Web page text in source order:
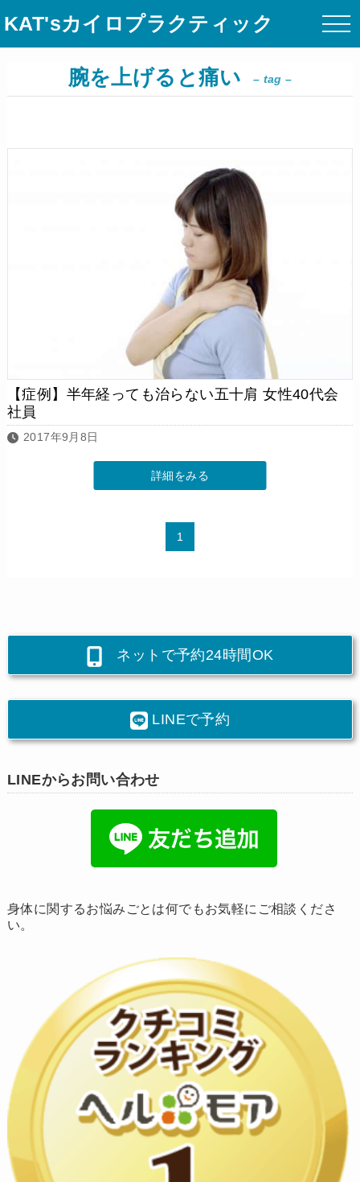
KAT'sカイロプラクティック
腕を上げると痛い – tag –
【症例】半年経っても治らない五十肩 女性40代会
社員
2017年9月8日
詳細をみる
1
ネットで予約24時間OK
LINEで予約
LINEからお問い合わせ
身体に関するお悩みごとは何でもお気軽にご相談くださ
い。